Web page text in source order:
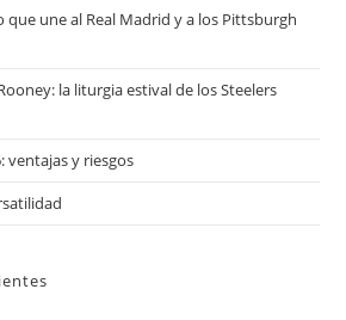
que une al Real Madrid y a los Pittsburgh
la liturgia estival de los Steelers
ventajas y riesgos